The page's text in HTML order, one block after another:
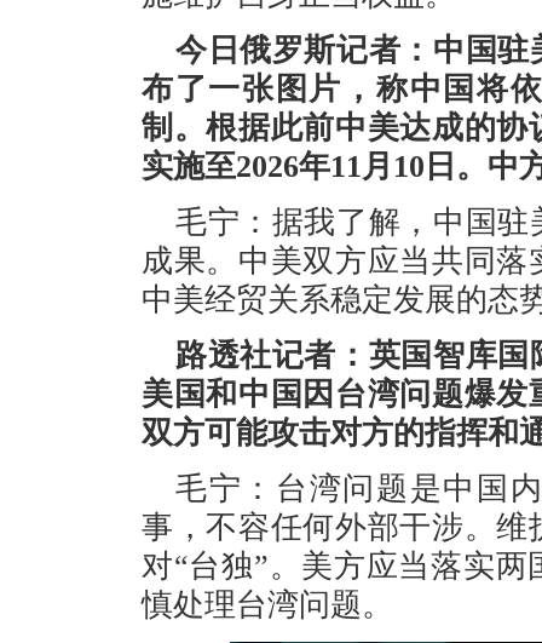
今日俄罗斯记者：中国
布了一张图片，称中国将
制。根据此前中美达成的
实施至2026年11月10日。
毛宁：据我了解，中国
成果。中美双方应当共同
中美经贸关系稳定发展的态
路透社记者：英国智库
美国和中国因台湾问题爆
双方可能攻击对方的指挥和
毛宁：台湾问题是中国
事，不容任何外部干涉。
对“台独”。美方应当落实
慎处理台湾问题。